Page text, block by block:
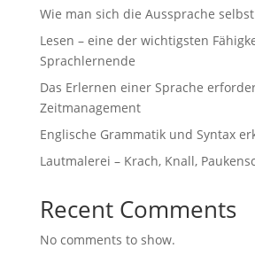
Wie man sich die Aussprache
Lesen – eine der wichtigsten
Sprachlernende
Das Erlernen einer Sprache
Zeitmanagement
Englische Grammatik und Syntax
Lautmalerei – Krach, Knall,
Recent Comments
No comments to show.